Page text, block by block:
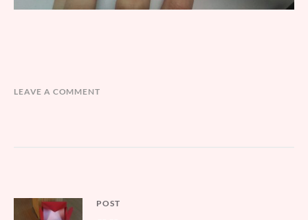
LEAVE A COMMENT
POST